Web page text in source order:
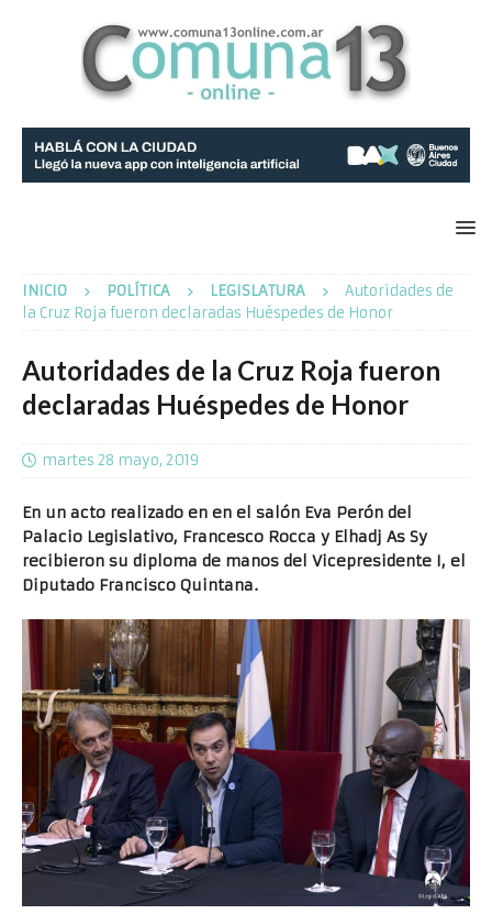
INICIO POLÍTICA LEGISLATURA
Autoridades de
la Cruz Roja fueron declaradas Huéspedes de Honor
Autoridades de la Cruz Roja fueron
declaradas Huéspedes de Honor
martes 28 mayo, 2019
En un acto realizado en en el salón Eva Perón del
Palacio Legislativo, Francesco Rocca y Elhadj As Sy
recibieron su diploma de manos del Vicepresidente I, el
Diputado Francisco Quintana.